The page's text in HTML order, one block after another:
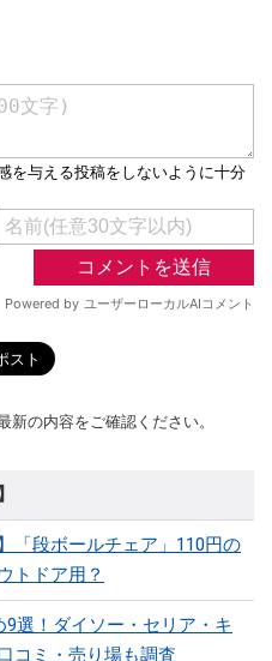
の内容をご確認ください。
「段ボールチェア」110円の
トドア用？
選！ダイソー・セリア・キ
コミ・売り場も調査